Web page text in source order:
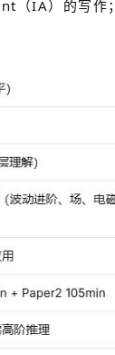
（IA）的写作；